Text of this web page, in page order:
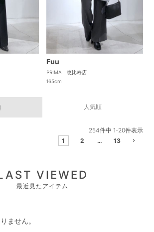
Fuu
PRIMA 恵比寿店
165cm
人気順
254件中 1-20件表示
1
2 … 13
VIEWED
最近見たアイテム
ません。